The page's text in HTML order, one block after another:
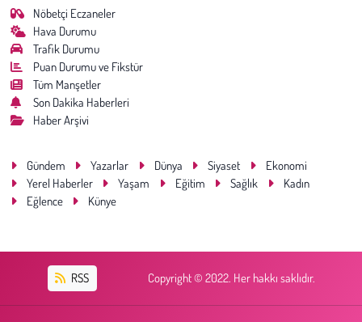
Nöbetçi Eczaneler
Hava Durumu
Trafik Durumu
Puan Durumu ve Fikstür
Tüm Manşetler
Son Dakika Haberleri
Haber Arşivi
Gündem Yazarlar Dünya Siyaset
Ekonomi
Yerel Haberler
Yaşam Eğitim Sağlık
Kadın
Eğlence
Künye
RSS Copyright © 2022. Her hakkı saklıdır.